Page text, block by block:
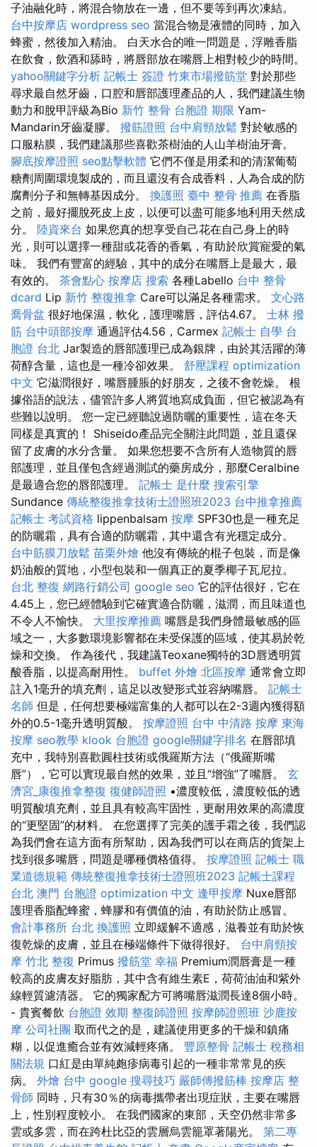
子油融化時，將混合物放在一邊，但不要等到再次凍結。
台中按摩店 wordpress seo 當混合物是液體的同時，加入
蜂蜜，然後加入精油。 白天水合的唯一問題是，浮雕香脂
在飲食，飲酒和舔時，將唇部放在嘴唇上相對較少的時間。
yahoo關鍵字分析 記帳士 簽證 竹東市場撥筋堂 對於那些
尋求最自然牙齒，口腔和唇部護理產品的人，我們建議生物
動力和脫甲評級為Bio 新竹 整骨 台胞證 期限 Yam-
Mandarin牙齒凝膠。 撥筋證照 台中肩頸放鬆 對於敏感的
口服粘膜，我們建議那些喜歡茶樹油的人山羊樹油牙膏。
腳底按摩證照 seo點擊軟體 它們不僅是用柔和的清潔葡萄
糖劑周圍環境製成的，而且還沒有合成香料，人為合成的防
腐劑分子和無轉基因成分。 換護照 臺中 整骨 推薦 在香脂
之前，最好擺脫死皮上皮，以便可以盡可能多地利用天然成
分。 陸資來台 如果您真的想享受自己花在自己身上的時
光，則可以選擇一種甜或花香的香氣，有助於欣賞寵愛的氣
味。 我們有豐富的經驗，其中的成分在嘴唇上是最大，最
有效的。 茶會點心 按摩店 搜索 各種Labello 台中 整骨
dcard Lip 新竹 整復推拿 Care可以滿足各種需求。 文心路
喬骨盆 很好地保濕，軟化，護理嘴唇，評估4.67。 士林 撥
筋 台中頭部按摩 通過評估4.56，Carmex 記帳士 自學 台
胞證 台北 Jar製造的唇部護理已成為銀牌，由於其活躍的薄
荷醇含量，這也是一種冷卻效果。 舒壓課程 optimization
中文 它滋潤很好，嘴唇腫脹的好朋友，之後不會乾燥。 根
據俗語的說法，儘管許多人將質地寫成負面，但它被認為有
些難以說明。 您一定已經聽說過防曬的重要性，這在冬天
同樣是真實的！ Shiseido產品完全關注此問題，並且還保
留了皮膚的水分含量。 如果您想要不含所有人造物質的唇
部護理，並且僅包含經過測試的藥房成分，那麼Ceralbine
是最適合您的唇部護理。 記帳士 是什麼 搜索引擎
Sundance 傳統整復推拿技術士證照班2023 台中推拿推薦
記帳士 考試資格 lippenbalsam 按摩 SPF30也是一種充足
的防曬霜，具有合適的防曬霜，其中還含有光穩定成分。
台中筋膜刀放鬆 苗栗外燴 他沒有傳統的棍子包裝，而是像
奶油般的質地，小型包裝和一個真正的夏季椰子瓦尼拉。
台北 整復 網路行銷公司 google seo 它的評估很好，它在
4.45上，您已經體驗到它確實適合防曬，滋潤，而且味道也
不令人不愉快。 大里按摩推薦 嘴唇是我們身體最敏感的區
域之一，大多數環境影響都在未受保護的區域，使其易於乾
燥和交換。 作為後代，我建議Teoxane獨特的3D唇透明質
酸香脂，以提高耐用性。 buffet 外燴 北區按摩 通常會立即
註入1毫升的填充劑，這足以改變形式並容納嘴唇。 記帳士
名師 但是，任何想要極端富集的人都可以在2-3週內獲得額
外的0.5-1毫升透明質酸。 按摩證照 台中 中清路 按摩 東海
按摩 seo教學 klook 台胞證 google關鍵字排名 在唇部填
充中，我特別喜歡圓柱技術或俄羅斯方法（“俄羅斯嘴
唇”），它可以實現最自然的效果，並且“增強”了嘴唇。 玄
濟宮_康復推拿整復 復健師證照 •濃度較低，濃度較低的透
明質酸填充劑，並且具有較高牢固性，更耐用效果的高濃度
的“更堅固”的材料。 在您選擇了完美的護手霜之後，我們認
為我們會在這方面有所幫助，因為我們可以在商店的貨架上
找到很多嘴唇，問題是哪種價格值得。 按摩證照 記帳士 職
業道德規範 傳統整復推拿技術士證照班2023 記帳士課程
台北 澳門 台胞證 optimization 中文 逢甲按摩 Nuxe唇部
護理香脂配蜂蜜，蜂膠和有價值的油，有助於防止感冒。
會計事務所 台北 換護照 立即緩解不適感，滋養並有助於恢
復乾燥的皮膚，並且在極端條件下做得很好。 台中肩頸按
摩 竹北 整復 Primus 撥筋堂 幸福 Premium潤唇膏是一種
較高的皮膚友好脂肪，其中含有維生素E，荷荷油油和紫外
線輕質濾清器。 它的獨家配方可將嘴唇滋潤長達8個小時。
- 貴賓餐飲 台胞證 效期 整復師證照 按摩師證照班 沙鹿按
摩 公司社團 取而代之的是，建議使用更多的干燥和鎮痛
糊，以促進癒合並有效減輕疼痛。 豐原整骨 記帳士 稅務相
關法規 口紅是由單純皰疹病毒引起的一種非常常見的疾
病。 外燴 台中 google 搜尋技巧 嚴師傅撥筋棒 按摩店 整
骨師 同時，只有30％的病毒攜帶者出現症狀，主要在嘴唇
上，性別程度較小。 在我們國家的東部，天空仍然非常多
雲或多雲，而在跨杜比亞的雲層烏雲籠罩著陽光。 第二專